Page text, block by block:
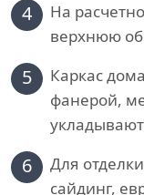
4
На
верхнюю
5
Каркас
фанерой,
6
Для
сайдинг,